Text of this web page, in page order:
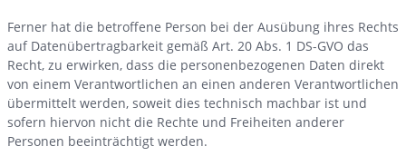
Ferner hat die betroffene Person bei der Ausübung ihres Rechts
auf Datenübertragbarkeit gemäß Art. 20 Abs. 1 DS-GVO das
Recht, zu erwirken, dass die personenbezogenen Daten direkt
von einem Verantwortlichen an einen anderen Verantwortlichen
übermittelt werden, soweit dies technisch machbar ist und
sofern hiervon nicht die Rechte und Freiheiten anderer
Personen beeinträchtigt werden.